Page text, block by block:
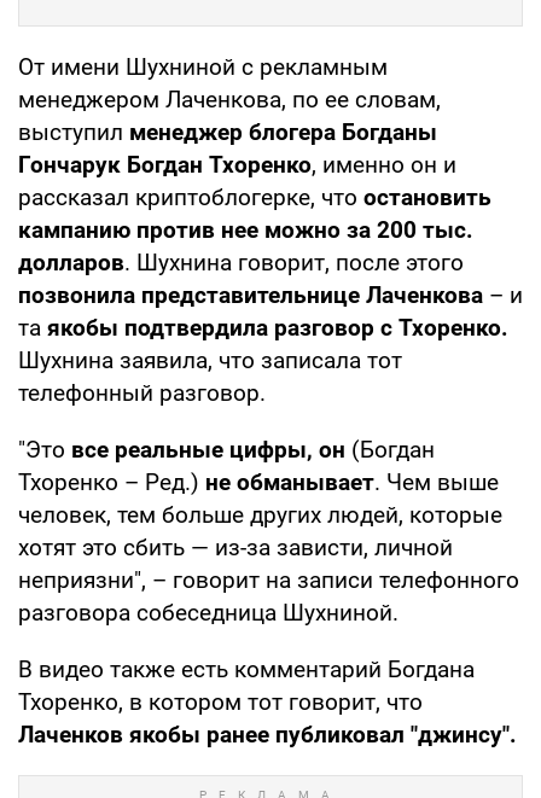
От имени Шухниной с рекламным
менеджером Лаченкова, по ее словам,
выступил менеджер блогера Богданы
Гончарук Богдан Тхоренко, именно он и
рассказал криптоблогерке, что остановить
кампанию против нее можно за 200 тыс.
долларов. Шухнина говорит, после этого
позвонила представительнице Лаченкова – и
та якобы подтвердила разговор с Тхоренко.
Шухнина заявила, что записала тот
телефонный разговор.
"Это все реальные цифры, он (Богдан
Тхоренко – Ред.) не обманывает. Чем выше
человек, тем больше других людей, которые
хотят это сбить — из-за зависти, личной
неприязни", – говорит на записи телефонного
разговора собеседница Шухниной.
В видео также есть комментарий Богдана
Тхоренко, в котором тот говорит, что
Лаченков якобы ранее публиковал "джинсу".